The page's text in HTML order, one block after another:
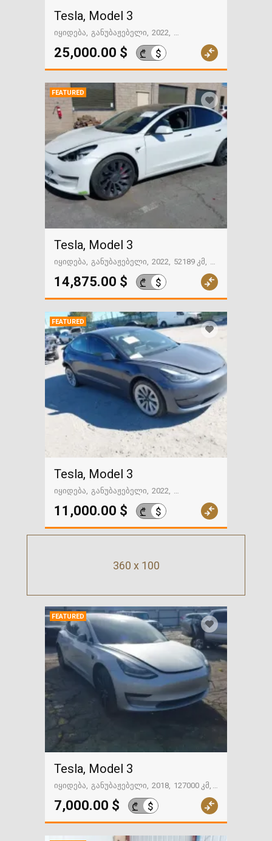
Tesla, Model 3
იყიდება განუბაჟებელი 2022
ფოთი
25,000.00 $ ₾ $
FEATURED
Tesla, Model 3
იყიდება განუბაჟებელი 2022 52189 კმ
გზაში. საქართველოსკენ
14,875.00 $ ₾ $
FEATURED
Tesla, Model 3
იყიდება განუბაჟებელი 2022
გზაში. საქართველოსკენ
11,000.00 $ ₾ $
360 x 100
FEATURED
Tesla, Model 3
იყიდება განუბაჟებელი 2018 127000 კმ
გზაში. საქართველოსკენ
7,000.00 $ ₾ $